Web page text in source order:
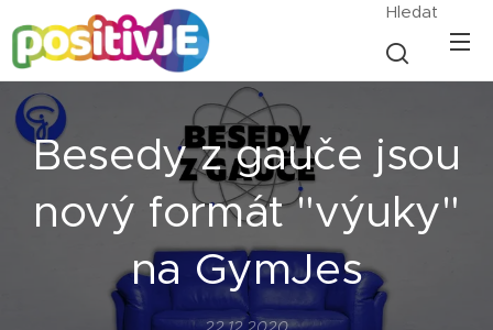
Hledat
Besedy z gauče jsou
nový formát "výuky"
na GymJes